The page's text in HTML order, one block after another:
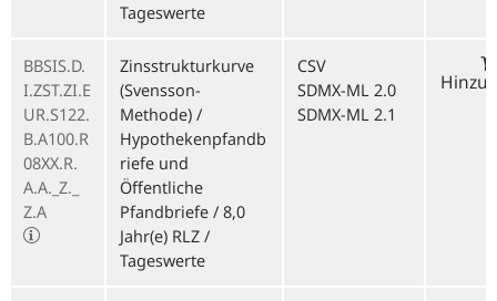
Tageswerte
BBSIS.D.
I.ZST.ZI.E
UR.S122.
B.A100.R
08XX.R.
A.A._Z._
Z.A
Zinsstrukturkurve
(Svensson-
Methode) /
Hypothekenpfandb
riefe und
Öffentliche
Pfandbriefe / 8,0
Jahr(e) RLZ /
Tageswerte
CSV
SDMX-ML 2.0
SDMX-ML 2.1